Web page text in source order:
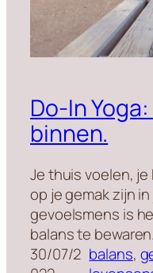
Do-In
binnen.
Je thuis voelen,
op je gemak zijn
gevoelsmens is
balans te
30/07/2 balans,